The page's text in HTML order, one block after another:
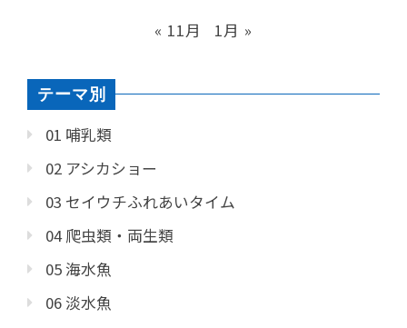
« 11月 1月 »
テーマ別
01 哺乳類
02 アシカショー
03 セイウチふれあいタイム
04 爬虫類・両生類
05 海水魚
06 淡水魚